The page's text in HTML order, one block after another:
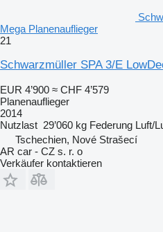
Mega Planenauflieger
21
Schwarzmüller SPA 3/E
EUR 4’900 ≈ CHF 4’579
Planenauflieger
2014
Nutzlast 29’060 kg Federung Luft/
Tschechien, Nové Strašecí
AR car - CZ s. r. o
Verkäufer kontaktieren